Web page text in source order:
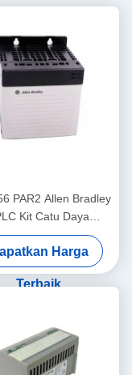
PAR2 Allen Bradley
Kit Catu Daya
ControlLogix
Harga
Terbaik